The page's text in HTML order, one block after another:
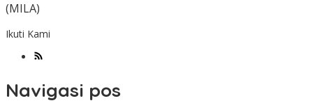
(MILA)
Ikuti Kami
Navigasi pos